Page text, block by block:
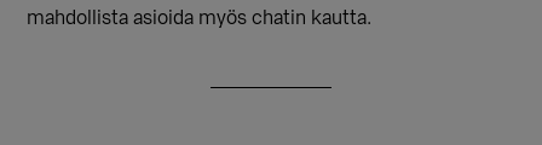
mahdollista asioida myös chatin kautta.